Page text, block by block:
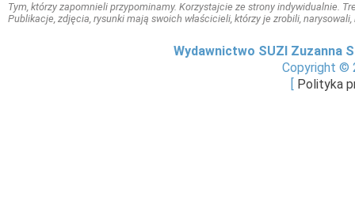
Tym, którzy zapomnieli przypominamy. Korzystajcie ze strony indywidualnie.
Publikacje, zdjęcia, rysunki mają swoich właścicieli, którzy je zrobili,
Wydawnictwo SUZI Zuzanna
Copyright ©
Polityka